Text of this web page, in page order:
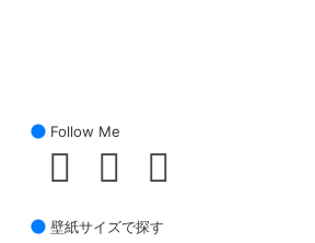
Follow Me
壁紙サイズで探す